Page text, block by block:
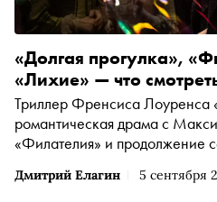
Дмитрий Елагин 5 сентября
«Долгая прогулка»,
«Лихие» — что
Триллер Френсиса Лоуренса
романтическая драма с
«Филателия» и продолжение
сериалы начала осени